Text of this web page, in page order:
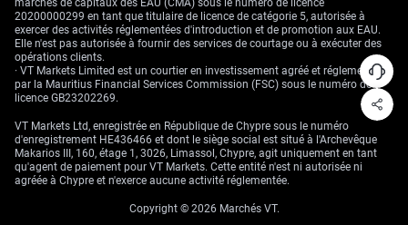
marchés de capitaux des EAU (CMA) sous le numéro de licence
20200000299 en tant que titulaire de licence de catégorie 5, autorisée à
exercer des activités réglementées d'introduction et de promotion aux EAU.
Elle n'est pas autorisée à fournir des services de courtage ou à exécuter des
opérations clients.
· VT Markets Limited est un courtier en investissement agréé et réglementé
par la Mauritius Financial Services Commission (FSC) sous le numéro de
licence GB23202269.
VT Markets Ltd, enregistrée en République de Chypre sous le numéro
d'enregistrement HE436466 et dont le siège social est situé à l'Archevêque
Makarios III, 160, étage 1, 3026, Limassol, Chypre, agit uniquement en tant
qu'agent de paiement pour VT Markets. Cette entité n'est ni autorisée ni
agréée à Chypre et n'exerce aucune activité réglementée.
Copyright © 2026 Marchés VT.